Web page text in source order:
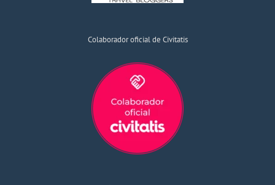
Colaborador oficial de Civitatis